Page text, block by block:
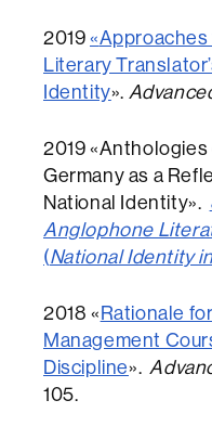
2019«
Literary
Identity».
2019
Germany as a
National Identity».
Anglophone
(National Identity
2018 «Rationale
Management
Discipline».
105.